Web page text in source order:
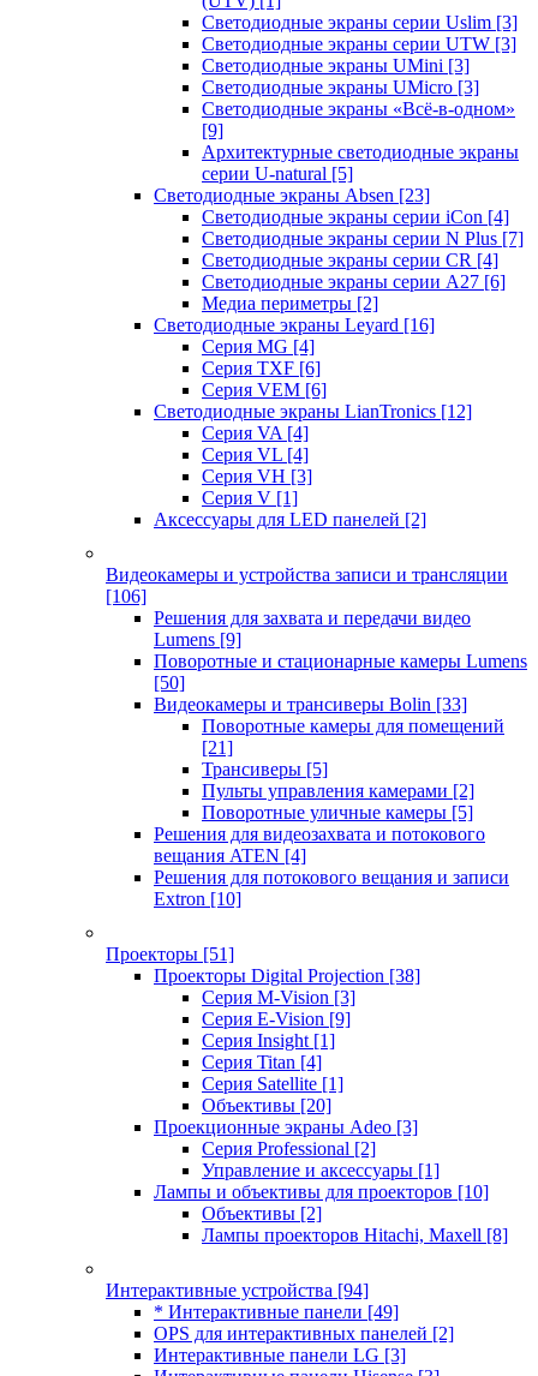
Светодиодные экраны серии Uslim [3]
Светодиодные экраны серии UTW [3]
Светодиодные экраны UMini [3]
Светодиодные экраны UMicro [3]
Светодиодные экраны «Всё-в-одном»
[9]
Архитектурные светодиодные экраны
серии U-natural [5]
Светодиодные экраны Absen [23]
Светодиодные экраны серии iCon [4]
Светодиодные экраны серии N Plus [7]
Светодиодные экраны серии CR [4]
Светодиодные экраны серии А27 [6]
Медиа периметры [2]
Светодиодные экраны Leyard [16]
Серия MG [4]
Серия TXF [6]
Серия VEM [6]
Светодиодные экраны LianTronics [12]
Серия VA [4]
Серия VL [4]
Серия VH [3]
Серия V [1]
Аксессуары для LED панелей [2]
Видеокамеры и устройства записи и трансляции
[106]
Решения для захвата и передачи видео
Lumens [9]
Поворотные и стационарные камеры Lumens
[50]
Видеокамеры и трансиверы Bolin [33]
Поворотные камеры для помещений
[21]
Трансиверы [5]
Пульты управления камерами [2]
Поворотные уличные камеры [5]
Решения для видеозахвата и потокового
вещания ATEN [4]
Решения для потокового вещания и записи
Extron [10]
Проекторы [51]
Проекторы Digital Projection [38]
Серия M-Vision [3]
Серия E-Vision [9]
Серия Insight [1]
Серия Titan [4]
Серия Satellite [1]
Объективы [20]
Проекционные экраны Adeo [3]
Серия Professional [2]
Управление и аксессуары [1]
Лампы и объективы для проекторов [10]
Объективы [2]
Лампы проекторов Hitachi, Maxell [8]
Интерактивные устройства [94]
* Интерактивные панели [49]
OPS для интерактивных панелей [2]
Интерактивные панели LG [3]